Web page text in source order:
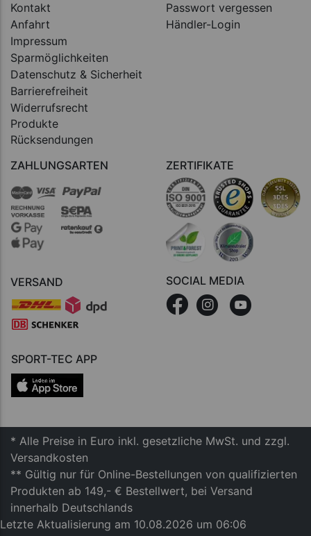
Kontakt
Anfahrt
Impressum
Sparmöglichkeiten
Datenschutz & Sicherheit
Barrierefreiheit
Widerrufsrecht
Produkte
Rücksendungen
Passwort vergessen
Händler-Login
ZAHLUNGSARTEN
VERSAND
ZERTIFIKATE
SOCIAL MEDIA
SPORT-TEC APP
* Alle Preise in Euro inkl. gesetzliche MwSt. und zzgl.
Versandkosten
** Gültig nur für Online-Bestellungen von qualifizierten
Produkten ab 149,- € Bestellwert, bei Versand
innerhalb Deutschlands
Letzte Aktualisierung am 10.08.2026 um 06:06